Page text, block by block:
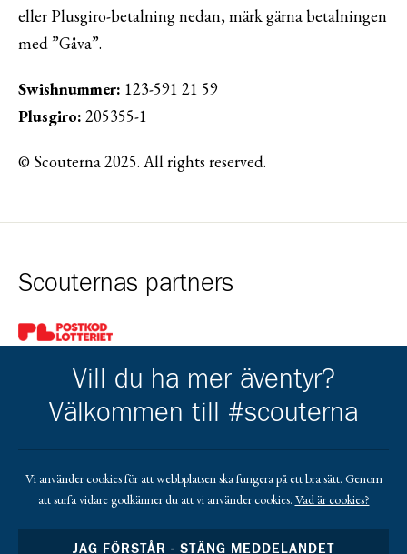
eller Plusgiro-betalning nedan, märk gärna betalningen
med ”Gåva”.
Swishnummer: 123-591 21 59
Plusgiro: 205355-1
© Scouterna 2025. All rights reserved.
Scouternas partners
Gå till pl_50
Gå till https://www.mera.se/Gå till https://www.lansforsakringar.se/
Gå till https://
Vill du ha mer äventyr?
Välkommen till #scouterna
Vi använder cookies för att webbplatsen ska fungera på ett bra sätt. Genom
att surfa vidare godkänner du att vi använder cookies. Vad är cookies?
JAG FÖRSTÅR - STÄNG MEDDELANDET